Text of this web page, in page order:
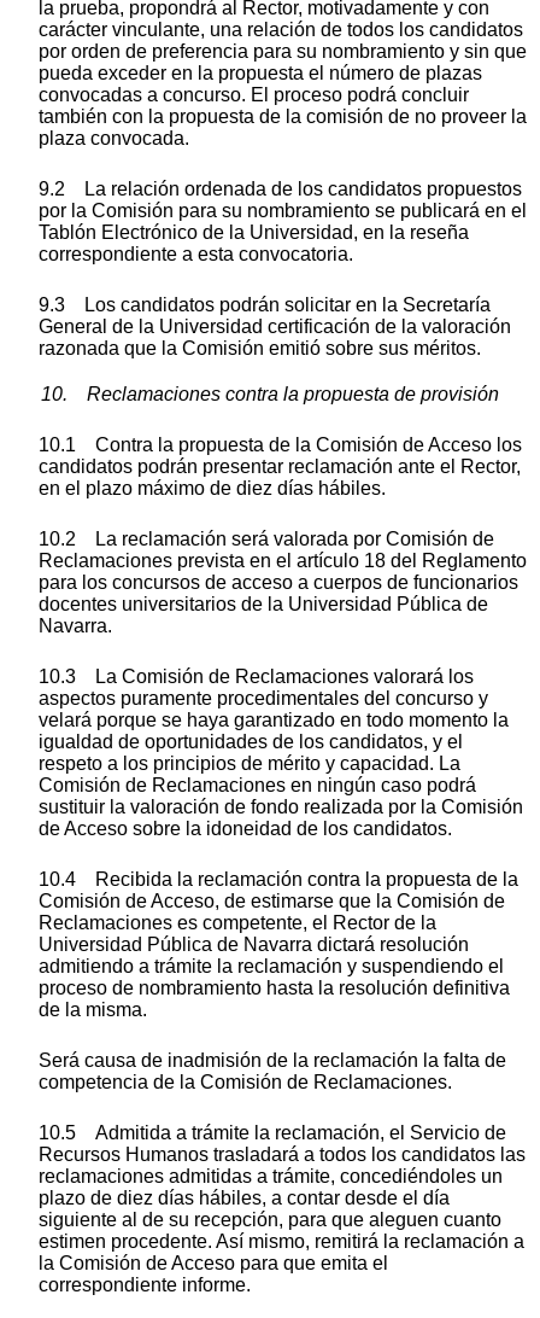
la prueba, propondrá al Rector, motivadamente y con
carácter vinculante, una relación de todos los candidatos
por orden de preferencia para su nombramiento y sin que
pueda exceder en la propuesta el número de plazas
convocadas a concurso. El proceso podrá concluir
también con la propuesta de la comisión de no proveer la
plaza convocada.
9.2 La relación ordenada de los candidatos propuestos
por la Comisión para su nombramiento se publicará en el
Tablón Electrónico de la Universidad, en la reseña
correspondiente a esta convocatoria.
9.3 Los candidatos podrán solicitar en la Secretaría
General de la Universidad certificación de la valoración
razonada que la Comisión emitió sobre sus méritos.
10. Reclamaciones contra la propuesta de provisión
10.1 Contra la propuesta de la Comisión de Acceso los
candidatos podrán presentar reclamación ante el Rector,
en el plazo máximo de diez días hábiles.
10.2 La reclamación será valorada por Comisión de
Reclamaciones prevista en el artículo 18 del Reglamento
para los concursos de acceso a cuerpos de funcionarios
docentes universitarios de la Universidad Pública de
Navarra.
10.3 La Comisión de Reclamaciones valorará los
aspectos puramente procedimentales del concurso y
velará porque se haya garantizado en todo momento la
igualdad de oportunidades de los candidatos, y el
respeto a los principios de mérito y capacidad. La
Comisión de Reclamaciones en ningún caso podrá
sustituir la valoración de fondo realizada por la Comisión
de Acceso sobre la idoneidad de los candidatos.
10.4 Recibida la reclamación contra la propuesta de la
Comisión de Acceso, de estimarse que la Comisión de
Reclamaciones es competente, el Rector de la
Universidad Pública de Navarra dictará resolución
admitiendo a trámite la reclamación y suspendiendo el
proceso de nombramiento hasta la resolución definitiva
de la misma.
Será causa de inadmisión de la reclamación la falta de
competencia de la Comisión de Reclamaciones.
10.5 Admitida a trámite la reclamación, el Servicio de
Recursos Humanos trasladará a todos los candidatos las
reclamaciones admitidas a trámite, concediéndoles un
plazo de diez días hábiles, a contar desde el día
siguiente al de su recepción, para que aleguen cuanto
estimen procedente. Así mismo, remitirá la reclamación a
la Comisión de Acceso para que emita el
correspondiente informe.